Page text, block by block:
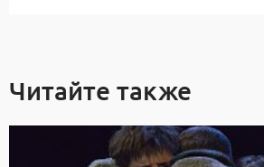
Читайте также